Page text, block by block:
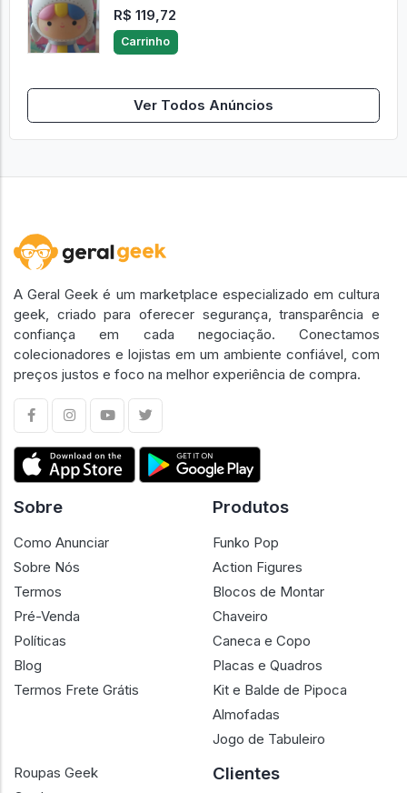
R$ 119,72
Carrinho
Ver Todos Anúncios
A Geral Geek é um marketplace especializado em cultura
geek, criado para oferecer segurança, transparência e
confiança em cada negociação. Conectamos
colecionadores e lojistas em um ambiente confiável, com
preços justos e foco na melhor experiência de compra.
Sobre
Como Anunciar
Sobre Nós
Termos
Pré-Venda
Políticas
Blog
Termos Frete Grátis
Produtos
Funko Pop
Action Figures
Blocos de Montar
Chaveiro
Caneca e Copo
Placas e Quadros
Kit e Balde de Pipoca
Almofadas
Jogo de Tabuleiro
Roupas Geek
Clientes